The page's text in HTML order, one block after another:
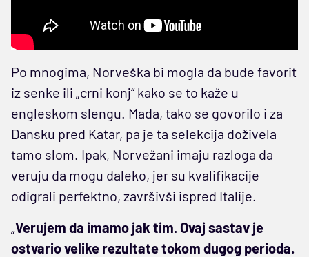
Po mnogima, Norveška bi mogla da bude favorit
iz senke ili „crni konj“ kako se to kaže u
engleskom slengu. Mada, tako se govorilo i za
Dansku pred Katar, pa je ta selekcija doživela
tamo slom. Ipak, Norvežani imaju razloga da
veruju da mogu daleko, jer su kvalifikacije
odigrali perfektno, završivši ispred Italije.
„Verujem da imamo jak tim. Ovaj sastav je
ostvario velike rezultate tokom dugog perioda.